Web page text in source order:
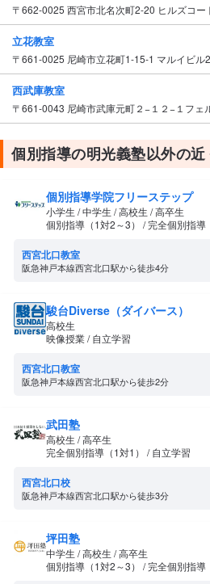
〒662-0025 西宮市北名次町2-20 ヒルズコー
立花教室
〒661-0025 尼崎市立花町1-15-1 マルイビル
西武庫教室
〒661-0043 尼崎市武庫元町２−１２−１フ
個別指導の明光義塾以外の
個別指導学院フリーステップ
小学生 / 中学生 / 高校生 / 高卒生
個別指導（1対2～3） / 完全個別指導
西宮北口教室
阪急神戸本線西宮北口駅から徒歩4分
駿台Diverse（ダイバース）
高校生
映像授業 / 自立学習
西宮北口教室
阪急神戸本線西宮北口駅から徒歩2分
武田塾
高校生 / 高卒生
完全個別指導（1対1） / 自立学習
西宮北口校
阪急神戸本線西宮北口駅から徒歩3分
坪田塾
中学生 / 高校生 / 高卒生
個別指導（1対2～3） / 完全個別指導